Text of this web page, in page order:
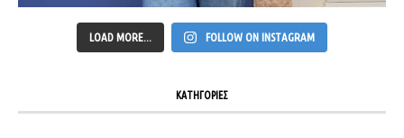
LOAD MORE... FOLLOW ON INSTAGRAM
ΚΑΤΗΓΟΡΙΕΣ